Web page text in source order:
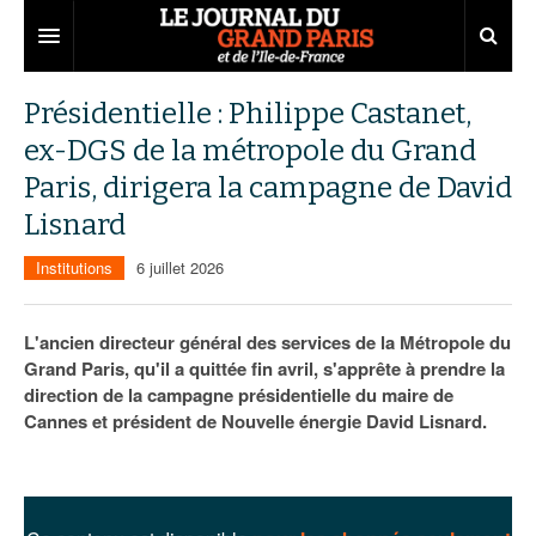
Grand Paris
Territoires
Aménagement
Services urbains
Entreprises
Attractivité
Innovation
77
78
Nominations
Portraits
Les Assises du Grand Paris
Éditions précédentes
Le podcast
Présidentielle : Philippe Castanet,
ex-DGS de la métropole du Grand
Paris, dirigera la campagne de David
Lisnard
Institutions 6 juillet 2026
L'ancien directeur général des services de la Métropole du
Grand Paris, qu'il a quittée fin avril, s'apprête à prendre la
direction de la campagne présidentielle du maire de
Cannes et président de Nouvelle énergie David Lisnard.